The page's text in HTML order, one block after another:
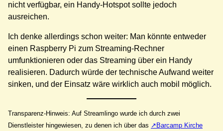
nicht verfügbar, ein Handy-Hotspot sollte jedoch
ausreichen.
Ich denke allerdings schon weiter: Man könnte entweder
einen Raspberry Pi zum Streaming-Rechner
umfunktionieren oder das Streaming über ein Handy
realisieren. Dadurch würde der technische Aufwand weiter
sinken, und der Einsatz wäre wirklich auch mobil möglich.
Transparenz-Hinweis: Auf Streamlingo wurde ich durch zwei
Dienstleister hingewiesen, zu denen ich über das
Barcamp Kirche